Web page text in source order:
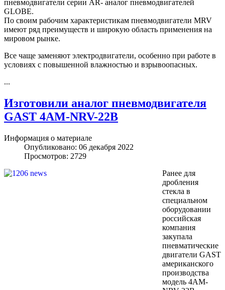
пневмодвигатели серии AR- аналог пневмодвигателей
GLOBE.
По своим рабочим характеристикам пневмодвигатели MRV
имеют ряд преимуществ и широкую область применения на
мировом рынке.
Все чаще заменяют электродвигатели, особенно при работе в
условиях с повышенной влажностью и взрывоопасных.
...
Изготовили аналог пневмодвигателя
GAST 4AM-NRV-22B
Информация о материале
Опубликовано: 06 декабря 2022
Просмотров: 2729
Ранее для
дробления
стекла в
специальном
оборудовании
российская
компания
закупала
пневматические
двигатели GAST
американского
производства
модель 4AM-